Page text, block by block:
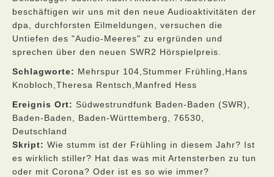
beschäftigen wir uns mit den neue Audioaktivitäten der
dpa, durchforsten Eilmeldungen, versuchen die
Untiefen des "Audio-Meeres" zu ergründen und
sprechen über den neuen SWR2 Hörspielpreis.
Schlagworte: Mehrspur 104,Stummer Frühling,Hans
Knobloch,Theresa Rentsch,Manfred Hess
Ereignis Ort: Südwestrundfunk Baden-Baden (SWR),
Baden-Baden, Baden-Württemberg, 76530,
Deutschland
Skript: Wie stumm ist der Frühling in diesem Jahr? Ist
es wirklich stiller? Hat das was mit Artensterben zu tun
oder mit Corona? Oder ist es so wie immer?